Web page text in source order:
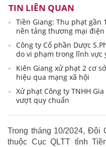
TIN LIÊN QUAN
Tiền Giang: Thu phạt gần
nền tảng thương mại
Công ty Cổ phần Dược
do vi phạm trong lĩnh vực
Kiên Giang xử phạt 2 cơ
hiệu qua mạng xã hội
Xử phạt Công ty TNHH
vượt quy chuẩn
Trong tháng 10/2024, Đội
thuộc Cục QLTT tỉnh